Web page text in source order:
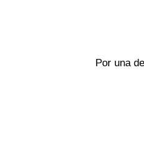
Por una